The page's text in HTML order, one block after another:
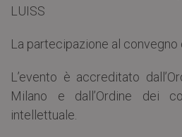
LUISS
La partecipazione al convegno
L’evento è accreditato
Milano e dall’Ordine dei
intellettuale.